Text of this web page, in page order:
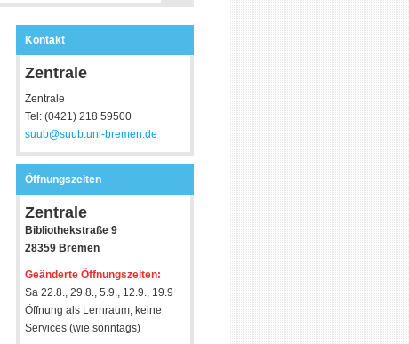
Kontakt
Zentrale
Zentrale
Tel: (0421) 218 59500
suub@suub.uni-bremen.de
Öffnungszeiten
Zentrale
Bibliothekstraße 9
28359 Bremen
Geänderte Öffnungszeiten:
Sa 22.8., 29.8., 5.9., 12.9., 19.9
Öffnung als Lernraum, keine
Services (wie sonntags)